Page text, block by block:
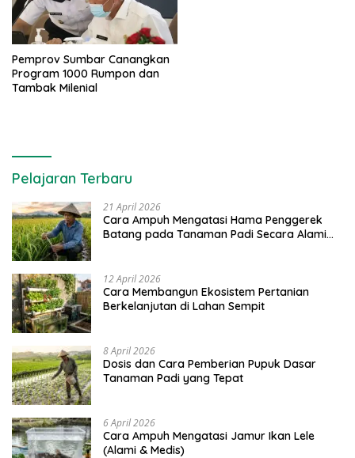
Pemprov Sumbar Canangkan
Program 1000 Rumpon dan
Tambak Milenial
Pelajaran Terbaru
21 April 2026
Cara Ampuh Mengatasi Hama Penggerek
Batang pada Tanaman Padi Secara Alami
12 April 2026
Cara Membangun Ekosistem Pertanian
Berkelanjutan di Lahan Sempit
8 April 2026
Dosis dan Cara Pemberian Pupuk Dasar
Tanaman Padi yang Tepat
6 April 2026
Cara Ampuh Mengatasi Jamur Ikan Lele
(Alami & Medis)